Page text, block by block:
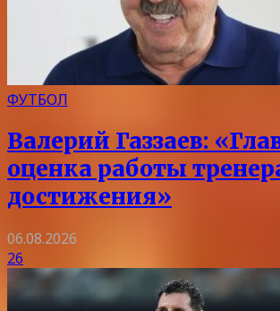
ФУТБОЛ
Валерий Газзаев:
оценка работы
достижения»
06.08.2026
26